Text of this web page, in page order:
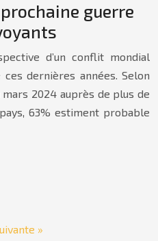
guerre
d’un conflit mondial
dernières années. Selon
2024 auprès de plus de
63% estiment probable
»